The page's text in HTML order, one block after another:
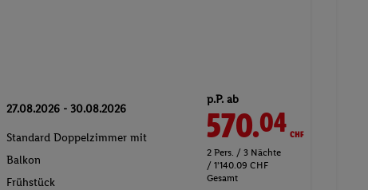
27.08.2026 - 30.08.2026
Standard Doppelzimmer mit
Balkon
Frühstück
p.P. ab
570.04CHF
2 Pers. / 3 Nächte
/ 1'140.09 CHF
Gesamt